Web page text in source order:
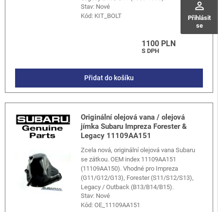
perm_identity
Přihlásit
se
Stav: Nové
Kód: KIT_BOLT
1100 PLN
S DPH
Přidat do košíku
Originální olejová vana / olejová
jímka Subaru Impreza Forester &
Legacy 11109AA151
Zcela nová, originální olejová vana Subaru
se zátkou. OEM index 11109AA151
(11109AA150). Vhodné pro Impreza
(G11/G12/G13), Forester (S11/S12/S13),
Legacy / Outback (B13/B14/B15).
Stav: Nové
Kód:OE_11109AA151